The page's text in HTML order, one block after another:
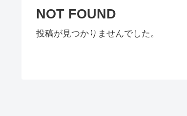
NOT FOUND
投稿が見つかりませんでした。